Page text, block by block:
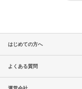
はじめての方へ
よくある質問